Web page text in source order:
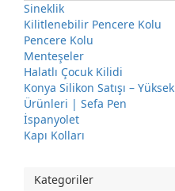
Sineklik
Kilitlenebilir Pencere Kolu
Pencere Kolu
Menteşeler
Halatlı Çocuk Kilidi
Konya Silikon Satışı –
Ürünleri | Sefa Pen
İspanyolet
Kapı Kolları
Kategoriler